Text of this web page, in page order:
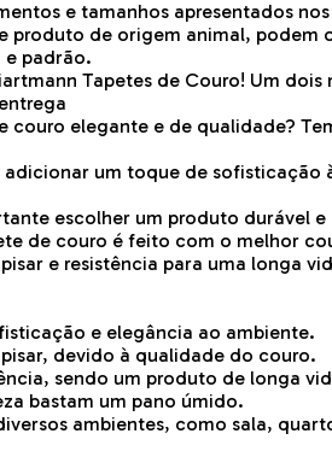
e tamanhos apresentados
produto de origem animal, podem
e padrão.
Tapetes de Couro! Um
couro elegante e de qualidade?
adicionar um toque de sofisticação
escolher um produto durável
de couro é feito com o melhor
e resistência para uma longa
e elegância ao ambiente.
devido à qualidade do couro.
sendo um produto de longa
bastam um pano úmido.
ambientes, como sala,